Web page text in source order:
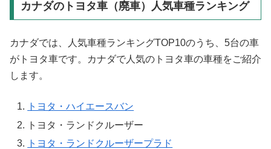
カナダのトヨタ車（廃車）人気車種ランキング
カナダでは、人気車種ランキングTOP10のうち、5台の車
がトヨタ車です。カナダで人気のトヨタ車の車種をご紹介
します。
トヨタ・ハイエースバン
トヨタ・ランドクルーザー
トヨタ・ランドクルーザープラド